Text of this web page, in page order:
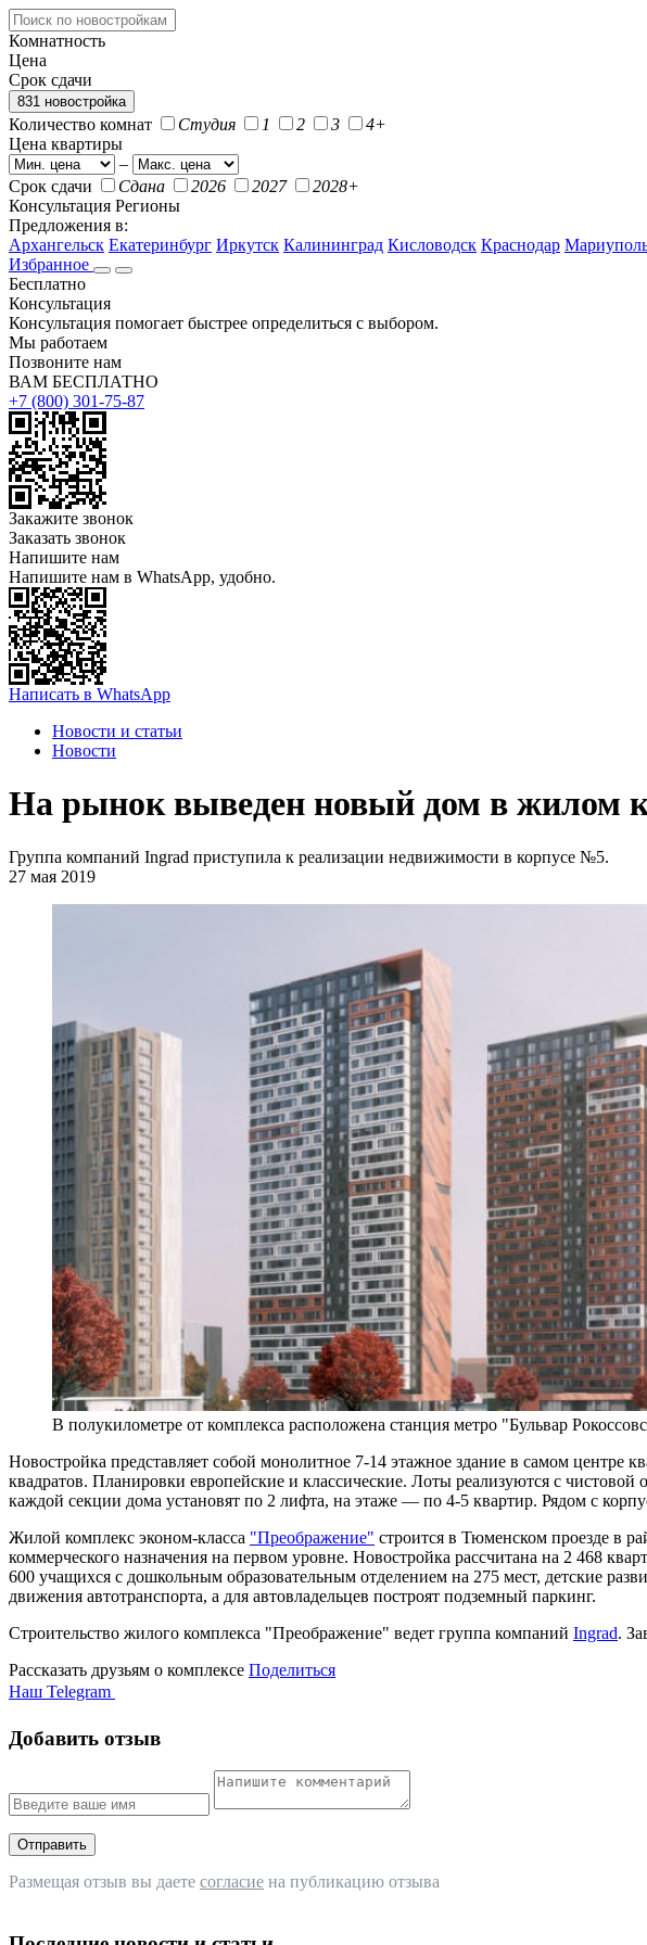
Комнатность
Цена
Срок сдачи
831 новостройка
Количество комнат Студия 1 2 3
4+
Цена квартиры
–
Срок сдачи
Сдана 2026 2027
2028+
Консультация Регионы
Предложения в:
Архангельск Екатеринбург Иркутск Калининград Кисловодск Краснодар
Избранное
Бесплатно
Консультация
Консультация помогает быстрее определиться с выбором.
Мы работаем
Позвоните нам
ВАМ БЕСПЛАТНО
+7 (800) 301-75-87
Закажите звонок
Заказать звонок
Напишите нам
Напишите нам в WhatsApp, удобно.
Написать в WhatsApp
Новости и статьи
Новости
На рынок выведен новый дом в жилом
Группа компаний Ingrad приступила к реализации недвижимости в корпусе №5.
27 мая 2019
В полукилометре от комплекса расположена станция метро "Бульвар
Новостройка представляет собой монолитное 7-14 этажное здание в самом
квадратов. Планировки европейские и классические. Лоты реализуются с
каждой секции дома установят по 2 лифта, на этаже — по 4-5 квартир. Рядом с
Жилой комплекс эконом-класса "Преображение" строится в Тюменском проезде в
коммерческого назначения на первом уровне. Новостройка рассчитана на 2 468
600 учащихся с дошкольным образовательным отделением на 275 мест, детские
движения автотранспорта, а для автовладельцев построят подземный паркинг.
Строительство жилого комплекса "Преображение" ведет группа компаний Ingrad.
Рассказать друзьям о комплексе Поделиться
Наш Telegram
Добавить отзыв
Отправить
Размещая отзыв вы даете согласие на публикацию отзыва